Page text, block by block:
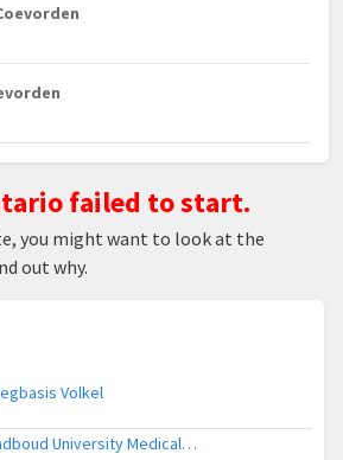
failed to start.
you might want to look at the
out why.
Volkel
Lifeliner 3 naar Radboud University Medical Center Heliport